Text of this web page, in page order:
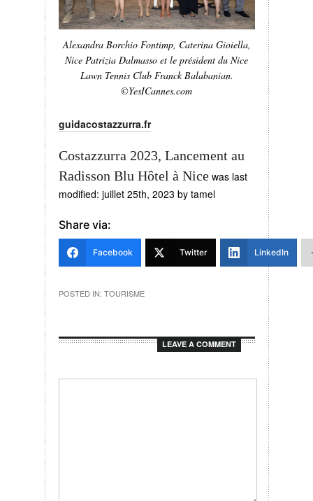
Alexandra Borchio Fontimp, Caterina Gioiella,
Nice Patrizia Dalmasso et le président du Nice
Lawn Tennis Club Franck Balabanian.
©YesICannes.com
guidacostazzurra.fr
Costazzurra 2023, Lancement au
Radisson Blu Hôtel à Nicewas last
modified: juillet 25th, 2023 by tamel
Share via:
Facebook Twitter LinkedIn
POSTED IN: TOURISME
LEAVE A COMMENT